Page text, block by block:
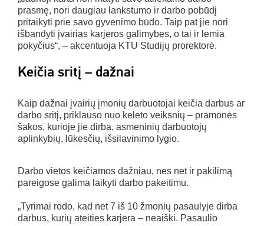
prasmę, nori daugiau lankstumo ir darbo pobūdį
pritaikyti prie savo gyvenimo būdo. Taip pat jie nori
išbandyti įvairias karjeros galimybes, o tai ir lemia
pokyčius“, – akcentuoja KTU Studijų prorektorė.
Keičia sritį – dažnai
Kaip dažnai įvairių įmonių darbuotojai keičia darbus ar
darbo sritį, priklauso nuo keleto veiksnių – pramonės
šakos, kurioje jie dirba, asmeninių darbuotojų
aplinkybių, lūkesčių, išsilavinimo lygio.
Darbo vietos keičiamos dažniau, nes net ir pakilimą
pareigose galima laikyti darbo pakeitimu.
„Tyrimai rodo, kad net 7 iš 10 žmonių pasaulyje dirba
darbus, kurių ateities karjera – neaiški. Pasaulio